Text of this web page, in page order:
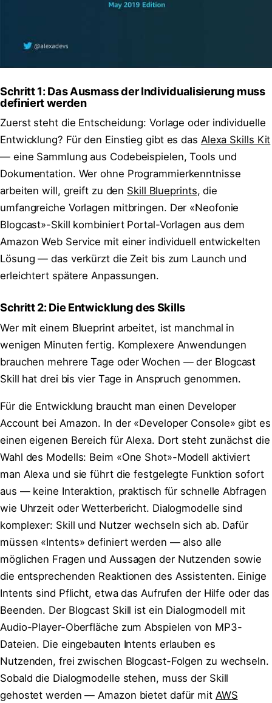
Schritt 1: Das Ausmass der Individualisierung muss
definiert werden
Zuerst steht die Entscheidung: Vorlage oder individuelle
Entwicklung? Für den Einstieg gibt es das Alexa Skills Kit
— eine Sammlung aus Codebeispielen, Tools und
Dokumentation. Wer ohne Programmierkenntnisse
arbeiten will, greift zu den Skill Blueprints, die
umfangreiche Vorlagen mitbringen. Der «Neofonie
Blogcast»-Skill kombiniert Portal-Vorlagen aus dem
Amazon Web Service mit einer individuell entwickelten
Lösung — das verkürzt die Zeit bis zum Launch und
erleichtert spätere Anpassungen.
Schritt 2: Die Entwicklung des Skills
Wer mit einem Blueprint arbeitet, ist manchmal in
wenigen Minuten fertig. Komplexere Anwendungen
brauchen mehrere Tage oder Wochen — der Blogcast
Skill hat drei bis vier Tage in Anspruch genommen.
Für die Entwicklung braucht man einen Developer
Account bei Amazon. In der «Developer Console» gibt es
einen eigenen Bereich für Alexa. Dort steht zunächst die
Wahl des Modells: Beim «One Shot»-Modell aktiviert
man Alexa und sie führt die festgelegte Funktion sofort
aus — keine Interaktion, praktisch für schnelle Abfragen
wie Uhrzeit oder Wetterbericht. Dialogmodelle sind
komplexer: Skill und Nutzer wechseln sich ab. Dafür
müssen «Intents» definiert werden — also alle
möglichen Fragen und Aussagen der Nutzenden sowie
die entsprechenden Reaktionen des Assistenten. Einige
Intents sind Pflicht, etwa das Aufrufen der Hilfe oder das
Beenden. Der Blogcast Skill ist ein Dialogmodell mit
Audio-Player-Oberfläche zum Abspielen von MP3-
Dateien. Die eingebauten Intents erlauben es
Nutzenden, frei zwischen Blogcast-Folgen zu wechseln.
Sobald die Dialogmodelle stehen, muss der Skill
gehostet werden — Amazon bietet dafür mit AWS